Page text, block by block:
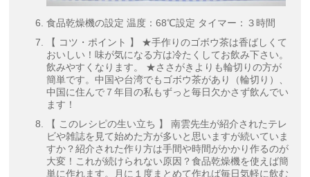
食品乾燥機の設定 温度：68℃設定 タイマー：３時間
【 コツ・ポイント 】 ★手作りのゴボウ茶は香ばしくて
おいしい！味が気になる方は冷たくしてお飲み下さい。
飲みやすくなります。 ★ささがきよりも輪切りの方が
簡単です。中国や台湾でもゴボウ茶があり（輪切り）、
中国に住んで７年目の私もずっと毎日欠かさず飲んでい
ます！
【 このレシピの生い立ち 】 南雲先生が紹介されたテレ
ビや雑誌を見て始めた方が多いと思いますが続いていま
すか？紹介された作り方は手間や時間がかかり作るのが
大変！これが続けられない原因？食品乾燥機を使えば簡
単に作れます。月に１度まとめて作れば毎日気軽に飲む